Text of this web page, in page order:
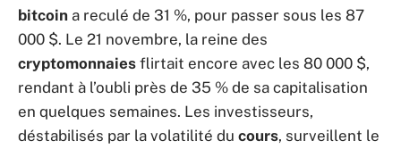
bitcoin a reculé de 31 %, pour passer sous les 87
000 $. Le 21 novembre, la reine des
cryptomonnaies flirtait encore avec les 80 000 $,
rendant à l’oubli près de 35 % de sa capitalisation
en quelques semaines. Les investisseurs,
déstabilisés par la volatilité du cours, surveillent le